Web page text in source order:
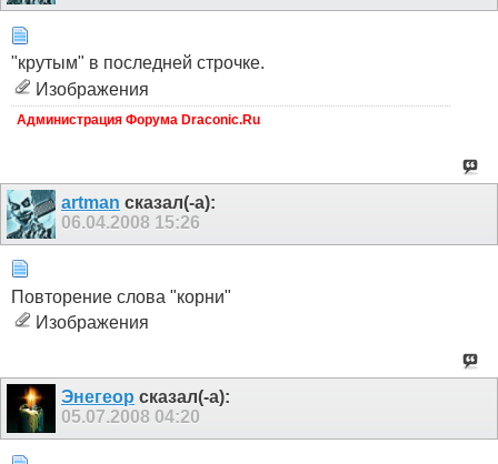
"крутым" в последней строчке.
Изображения
Администрация Форума Draconic.Ru
artman сказал(-а):
06.04.2008 15:26
Повторение слова "корни"
Изображения
Энегеор сказал(-а):
05.07.2008 04:20